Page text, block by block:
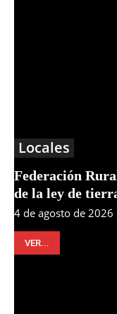
Locales
Federación
de la ley de
4 de agosto de 2026
VER...